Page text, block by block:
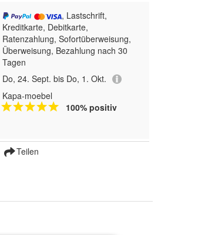
, Lastschrift,
Kreditkarte, Debitkarte,
Ratenzahlung, Sofortüberweisung,
Überweisung, Bezahlung nach 30
Tagen
Do, 24. Sept. bis Do, 1. Okt.
Kapa-moebel
100% positiv
Teilen